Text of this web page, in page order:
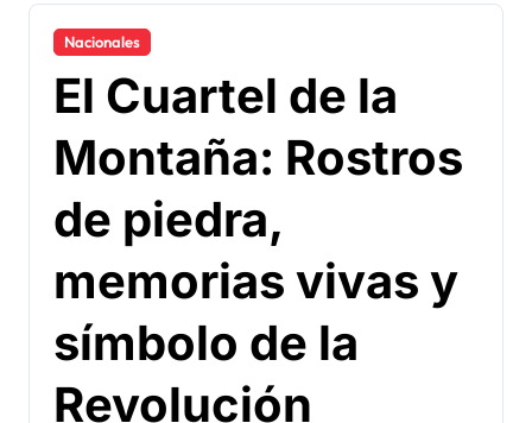
Nacionales
El Cuartel de la
Montaña: Rostros
de piedra,
memorias vivas y
símbolo de la
Revolución